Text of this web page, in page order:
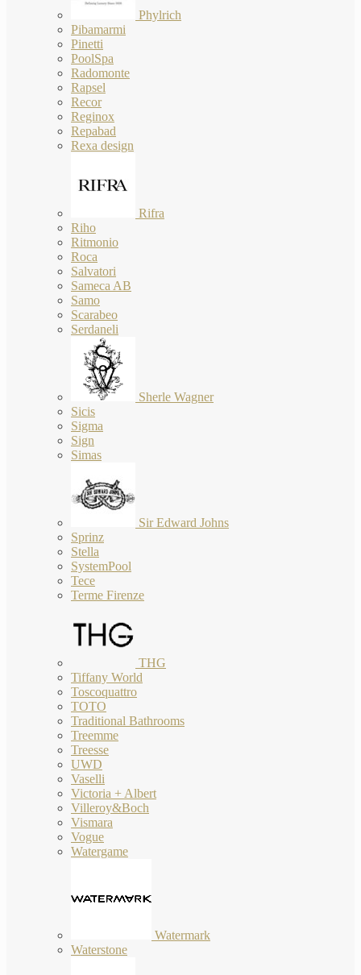
Phylrich
Pibamarmi
Pinetti
PoolSpa
Radomonte
Rapsel
Recor
Reginox
Repabad
Rexa design
Rifra
Riho
Ritmonio
Roca
Salvatori
Sameca AB
Samo
Scarabeo
Serdaneli
Sherle Wagner
Sicis
Sigma
Sign
Simas
Sir Edward Johns
Sprinz
Stella
SystemPool
Tece
Terme Firenze
THG
Tiffany World
Toscoquattro
TOTO
Traditional Bathrooms
Treemme
Treesse
UWD
Vaselli
Victoria + Albert
Villeroy&Boch
Vismara
Vogue
Watergame
Watermark
Waterstone